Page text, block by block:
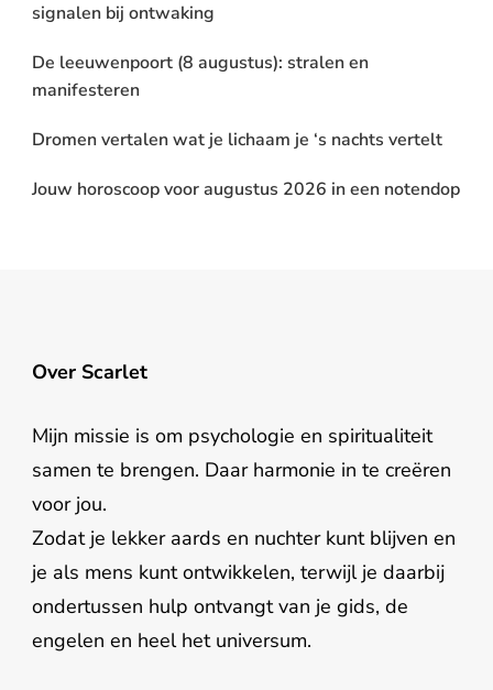
signalen bij ontwaking
De leeuwenpoort (8 augustus): stralen en
manifesteren
Dromen vertalen wat je lichaam je ‘s nachts vertelt
Jouw horoscoop voor augustus 2026 in een notendop
Over Scarlet
Mijn missie is om psychologie en spiritualiteit
samen te brengen. Daar harmonie in te creëren
voor jou.
Zodat je lekker aards en nuchter kunt blijven en
je als mens kunt ontwikkelen, terwijl je daarbij
ondertussen hulp ontvangt van je gids, de
engelen en heel het universum.